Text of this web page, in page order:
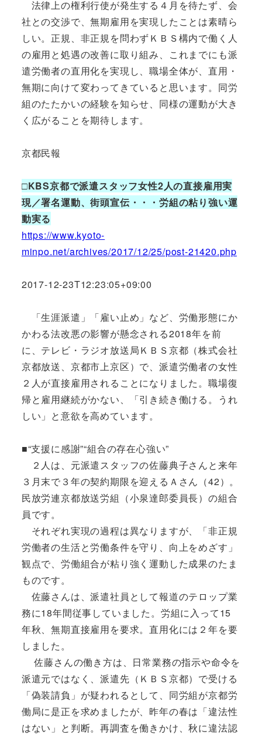
法律上の権利行使が発生する４月を待たず、会
社との交渉で、無期雇用を実現したことは素晴ら
しい。正規、非正規を問わずＫＢＳ構内で働く人
の雇用と処遇の改善に取り組み、これまでにも派
遣労働者の直用化を実現し、職場全体が、直用・
無期に向けて変わってきていると思います。同労
組のたたかいの経験を知らせ、同様の運動が大き
く広がることを期待します。
京都民報
□KBS京都で派遣スタッフ女性2人の直接雇用実
現／署名運動、街頭宣伝・・・労組の粘り強い運
動実る
https://www.kyoto-
minpo.net/archives/2017/12/25/post-21420.php
2017-12-23T12:23:05+09:00
「生涯派遣」「雇い止め」など、労働形態にか
かわる法改悪の影響が懸念される2018年を前
に、テレビ・ラジオ放送局ＫＢＳ京都（株式会社
京都放送、京都市上京区）で、派遣労働者の女性
２人が直接雇用されることになりました。職場復
帰と雇用継続がかない、「引き続き働ける。うれ
しい」と意欲を高めています。
■“支援に感謝”“組合の存在心強い”
２人は、元派遣スタッフの佐藤典子さんと来年
３月末で３年の契約期限を迎えるＡさん（42）。
民放労連京都放送労組（小泉達郎委員長）の組合
員です。
それぞれ実現の過程は異なりますが、「非正規
労働者の生活と労働条件を守り、向上をめざす」
観点で、労働組合が粘り強く運動した成果のたま
ものです。
佐藤さんは、派遣社員として報道のテロップ業
務に18年間従事していました。労組に入って15
年秋、無期直接雇用を要求。直用化には２年を要
しました。
佐藤さんの働き方は、日常業務の指示や命令を
派遣元ではなく、派遣先（ＫＢＳ京都）で受ける
「偽装請負」が疑われるとして、同労組が京都労
働局に是正を求めましたが、昨年の春は「違法性
はない」と判断。再調査を働きかけ、秋に違法認